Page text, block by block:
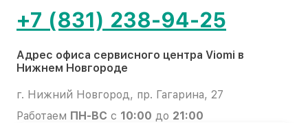
+7 (831) 238-94-25
Адрес офиса сервисного центра Viomi в
Нижнем Новгороде
г. Нижний Новгород, пр. Гагарина, 27
Работаем ПН-ВС с 10:00 до 21:00